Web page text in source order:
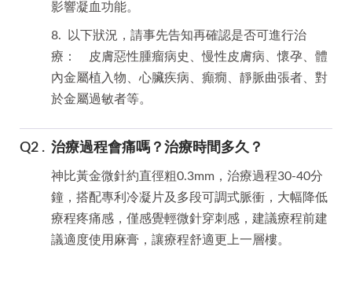
影響凝血功能。
8. 以下狀況，請事先告知再確認是否可進行治
療： 皮膚惡性腫瘤病史、慢性皮膚病、懷孕、體
內金屬植入物、心臟疾病、癲癇、靜脈曲張者、對
於金屬過敏者等。
治療過程會痛嗎？治療時間多久？
神比黃金微針約直徑粗0.3mm，治療過程30-40分
鐘，搭配專利冷凝片及多段可調式脈衝，大幅降低
療程疼痛感，僅感覺輕微針穿刺感，建議療程前建
議適度使用麻膏，讓療程舒適更上一層樓。